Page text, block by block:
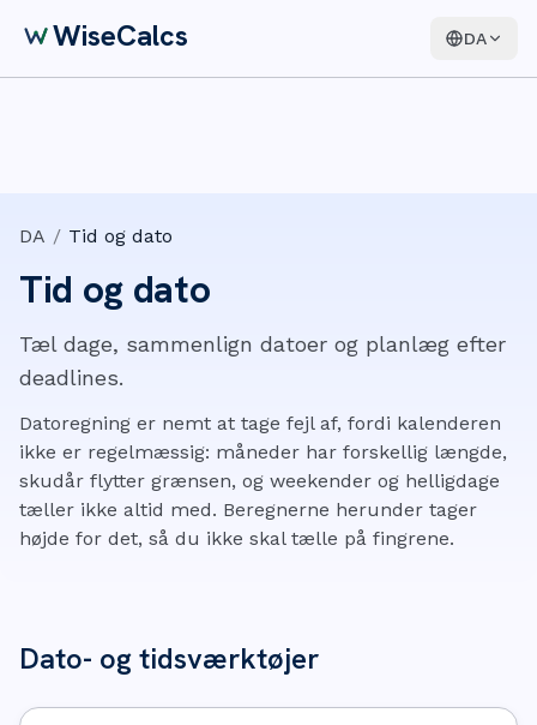
WiseCalcs DA
DA / Tid og dato
Tid og dato
Tæl dage, sammenlign datoer og planlæg efter
deadlines.
Datoregning er nemt at tage fejl af, fordi kalenderen
ikke er regelmæssig: måneder har forskellig længde,
skudår flytter grænsen, og weekender og helligdage
tæller ikke altid med. Beregnerne herunder tager
højde for det, så du ikke skal tælle på fingrene.
Dato- og tidsværktøjer